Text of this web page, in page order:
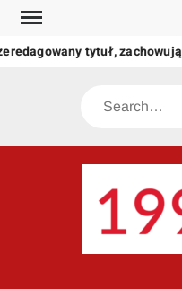
Skip
content
tytuł,
Search